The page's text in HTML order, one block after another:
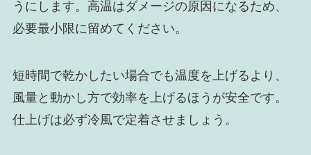
うにします。高温はダメージの原因になるため、
必要最小限に留めてください。
短時間で乾かしたい場合でも温度を上げるより、
風量と動かし方で効率を上げるほうが安全です。
仕上げは必ず冷風で定着させましょう。